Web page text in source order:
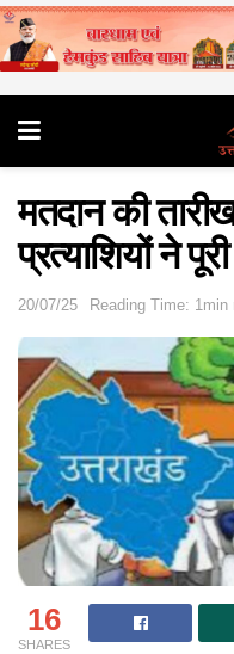
मतदान की
प्रत्याशियों ने
20/07/25 Reading Time: 1min
16
SHARES